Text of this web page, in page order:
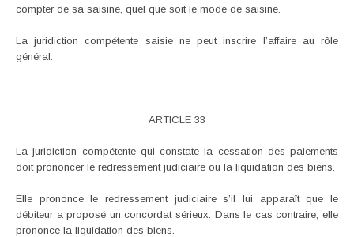
compter de sa saisine, quel que soit le mode de saisine.
La juridiction compétente saisie ne peut inscrire l’affaire au rôle
général.
ARTICLE 33
La juridiction compétente qui constate la cessation des paiements
doit prononcer le redressement judiciaire ou la liquidation des biens.
Elle prononce le redressement judiciaire s’il lui apparaît que le
débiteur a proposé un concordat sérieux. Dans le cas contraire, elle
prononce la liquidation des biens.